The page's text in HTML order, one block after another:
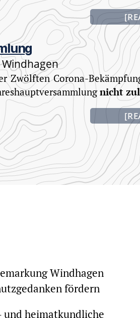
Zwölften Corona-
nicht
Windhagen
fördern
und heimatkundliche